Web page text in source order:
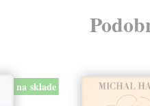
na sklade